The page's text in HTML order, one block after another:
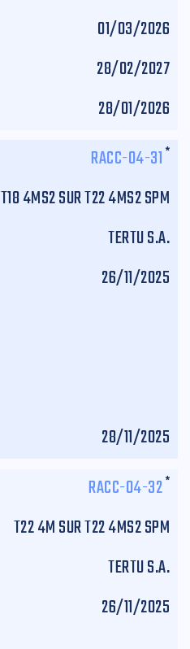
01/03/2026
28/02/2027
28/01/2026
RACC-04-31*
T18 4MS2 SUR T22 4MS2 SPM
TERTU S.A.
26/11/2025
28/11/2025
RACC-04-32*
T22 4M SUR T22 4MS2 SPM
TERTU S.A.
26/11/2025